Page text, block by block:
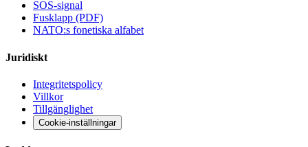
SOS-signal
Fusklapp (PDF)
NATO:s fonetiska alfabet
Juridiskt
Integritetspolicy
Villkor
Tillgänglighet
Cookie-inställningar